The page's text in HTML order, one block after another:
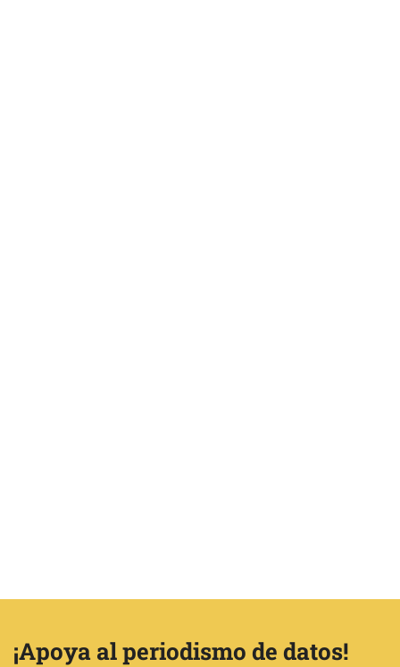
¡Apoya al periodismo de datos!